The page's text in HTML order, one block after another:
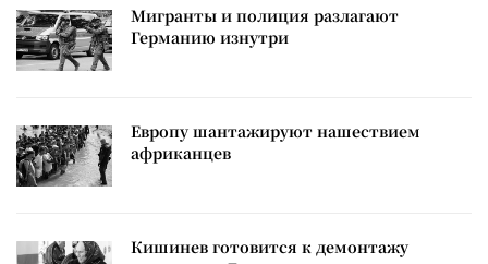
Мигранты и полиция разлагают
Германию изнутри
Европу шантажируют нашествием
африканцев
Кишинев готовится к демонтажу